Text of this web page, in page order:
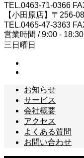
TEL.0463-71-0366
【小田原店】〒256-
TEL.0465-47-3363
営業時間 / 9:00 -
三日曜日
お知らせ
サービス
会社概要
アクセス
よくある質問
お問い合わせ